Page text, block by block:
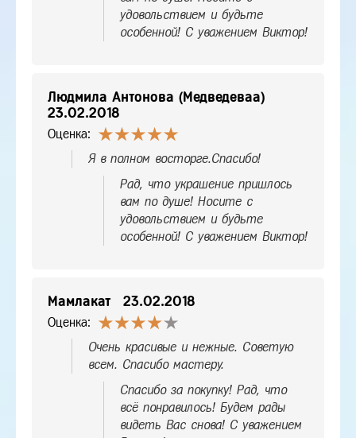
удовольствием и будьте
особенной! С уважением Виктор!
Людмила Антонова (Медведеваа)
23.02.2018
Оценка:
Я в полном восторге.Спасибо!
Рад, что украшение пришлось
вам по душе! Носите с
удовольствием и будьте
особенной! С уважением Виктор!
Мамлакат 23.02.2018
Оценка:
Очень красивые и нежные. Советую
всем. Спасибо мастеру.
Спасибо за покупку! Рад, что
всё понравилось! Будем рады
видеть Вас снова! С уважением